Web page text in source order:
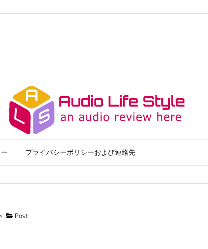
プライバシーポリシーおよび連絡先
Post